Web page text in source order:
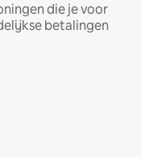
die je voor
betalingen